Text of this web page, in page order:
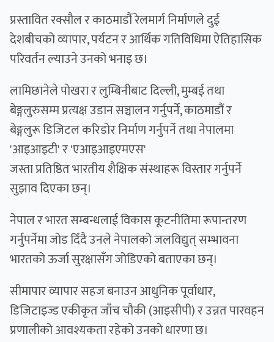
प्रस्तावित रक्सौल र काठमाडौं रेलमार्ग निर्माणले दुई
देशबीचको व्यापार, पर्यटन र आर्थिक गतिविधिमा ऐतिहासिक
परिवर्तन ल्याउने उनको भनाइ छ।
लामिछानेले पोखरा र लुम्बिनीबाट दिल्ली, मुम्बई तथा
बेङ्गलुरुसम्म प्रत्यक्ष उडान सञ्चालन गर्नुपर्ने, काठमाडौं र
बेङ्गलुरू डिजिटल करिडोर निर्माण गर्नुपर्ने तथा नेपालमा
'आइआइटी' र 'एआइआइएमएस'
जस्ता प्रतिष्ठित भारतीय शैक्षिक संस्थाहरू विस्तार गर्नुपर्ने
सुझाव दिएका छन्।
नेपाल र भारत सम्बन्धलाई विकास कूटनीतिमा रूपान्तरण
गर्नुपर्नेमा जोड दिँदै उनले नेपालको जलविद्युत् सम्भावना
भारतको ऊर्जा सुरक्षासँग जोडिएको बताएका छन्।
सीमापार व्यापार सहज बनाउन आधुनिक पूर्वाधार,
डिजिटाइज्ड एकीकृत जाँच चौकी (आइसीपी) र उन्नत पारवहन
प्रणालीको आवश्यकता रहेको उनको धारणा छ।